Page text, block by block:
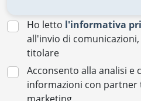
Ho letto l'informativa
all'invio di
titolare
Acconsento alla analisi e
informazioni con partner